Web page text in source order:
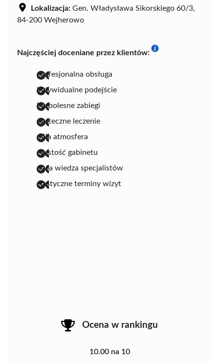
Lokalizacja: Gen. Władysława Sikorskiego 60/3,
84-200 Wejherowo
Najczęściej doceniane przez klientów:
profesjonalna obsługa
indywidualne podejście
bezbolesne zabiegi
skuteczne leczenie
miła atmosfera
czystość gabinetu
duża wiedza specjalistów
elastyczne terminy wizyt
Ocena w rankingu
10.00 na 10